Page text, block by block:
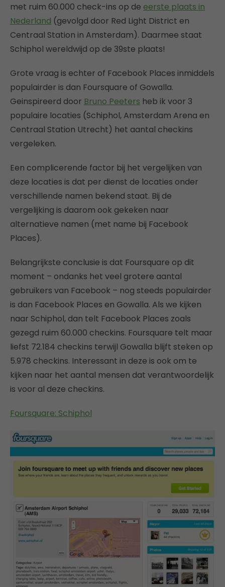
met ruim 60.000 check-ins op de eerste plaats in
Nederland (gevolgd door Red Light District en
Centraal Station in Amsterdam). Daarmee staat
Schiphol wereldwijd op de 39ste plaats!
Grote vraag is echter of Facebook Places inmiddels
populairder is dan Foursquare of Gowalla.
Geinspireerd door Bruno Peeters heb ik voor 3
populaire locaties (Schiphol, Amsterdam Arena en
Centraal Station Utrecht) het aantal checkins
vergeleken.
Een complicerende factor bij het vergelijken van
deze locaties is dat per dienst de locaties onder
verschillende namen bekend staat. Bij de
vergelijking is daarom ook gekeken naar
alternatieve namen (met name bij Facebook
Places).
Belangrijkste conclusie is dat Foursquare op dit
moment – ondanks het veel grotere aantal
gebruikers van Facebook – nog steeds populairder
is dan Facebook Places en Gowalla. Als we kijken
naar Schiphol, dan telt Facebook Places zoals
gezegd ruim 60.000 checkins. Foursquare telt maar
liefst 72.184 checkins terwijl Gowalla blijft steken op
5.978 checkins. Interessant in deze is ook om te
kijken naar het aantal mensen dat verantwoordelijk
is voor al deze checkins.
Foursquare: Schiphol